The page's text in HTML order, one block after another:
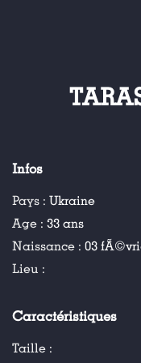
Infos
Pays : Ukraine
Age : 33 ans
Naissance : 03
Lieu :
Caractéristiques
Taille :